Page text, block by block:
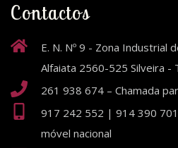
Contactos
E. N. Nº 9 - Zona Industrial
Alfaiata 2560-525 Silveira -
261 938 674 – Chamada
917 242 552 | 914 390
móvel nacional